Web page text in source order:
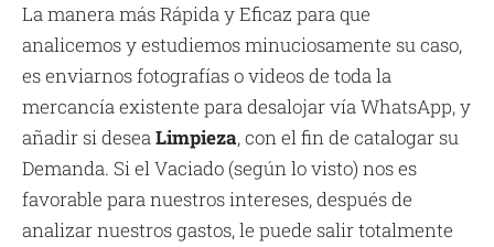
La manera más Rápida y Eficaz para que
analicemos y estudiemos minuciosamente su caso,
es enviarnos fotografías o videos de toda la
mercancía existente para desalojar vía WhatsApp, y
añadir si deseaLimpieza, con el fin de catalogar su
Demanda. Si el Vaciado (según lo visto) nos es
favorable para nuestros intereses, después de
analizar nuestros gastos, le puede salir totalmente